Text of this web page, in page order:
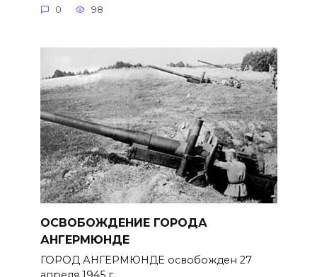
0 98
ОСВОБОЖДЕНИЕ ГОРОДА
АНГЕРМЮНДЕ
ГОРОД АНГЕРМЮНДЕ освобожден 27